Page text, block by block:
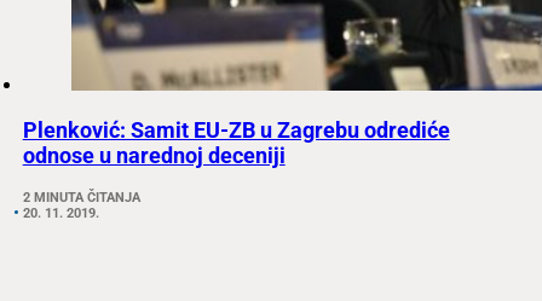
Plenković: Samit EU-ZB u Zagrebu odrediće
odnose u narednoj deceniji
2 MINUTA ČITANJA
20. 11. 2019.